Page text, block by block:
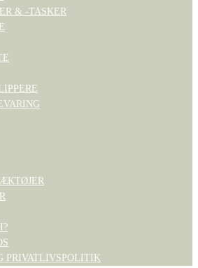
& -TASKER
PRIVATLIVSPOLITIK